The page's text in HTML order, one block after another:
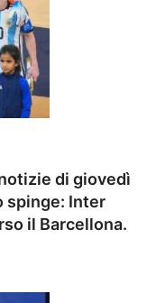
di giovedì
spinge: Inter
il Barcellona.